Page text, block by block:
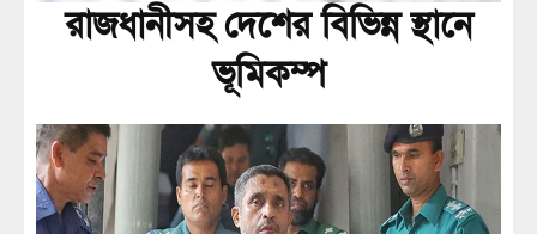
রাজধানীসহ দেশের বিভিন্ন স্থানে
ভূমিকম্প